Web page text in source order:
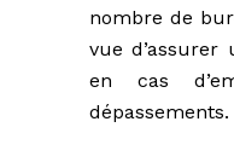
nombre de
vue d’assurer
en cas
dépassements.